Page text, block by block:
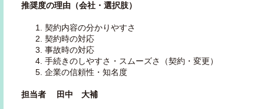
推奨度の理由（会社・選択肢）
契約内容の分かりやすさ
契約時の対応
事故時の対応
手続きのしやすさ・スムーズさ（契約・変更）
企業の信頼性・知名度
担当者 田中 大補